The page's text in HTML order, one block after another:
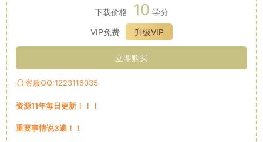
下载价格 10 学分
VIP免费
升级VIP
立即购买
客服QQ:1223116035
资源11年每日更新！！！
重要事情说3遍！！